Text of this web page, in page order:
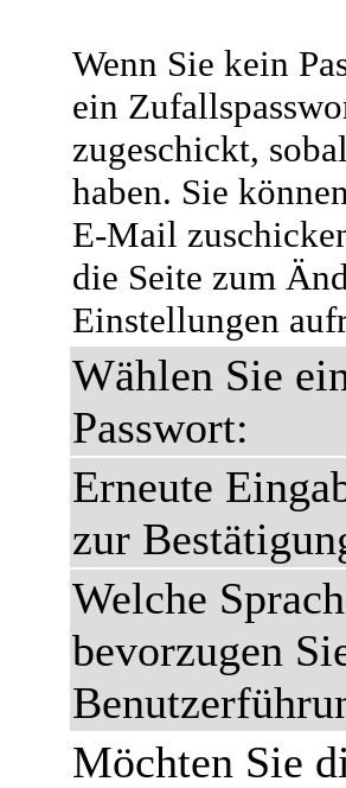
Wenn Sie kein
ein
zugeschickt,
haben. Sie
E-Mail
die Seite zum
Einstellungen
Wählen Sie
Passwort:
Erneute
zur
Welche
bevorzugen
Möchten Sie